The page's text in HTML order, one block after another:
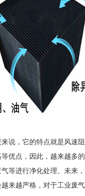
说，它的特点就是风速
优点，因此，越来越多
等进行净化处理。未来
来越严格，对于工业废